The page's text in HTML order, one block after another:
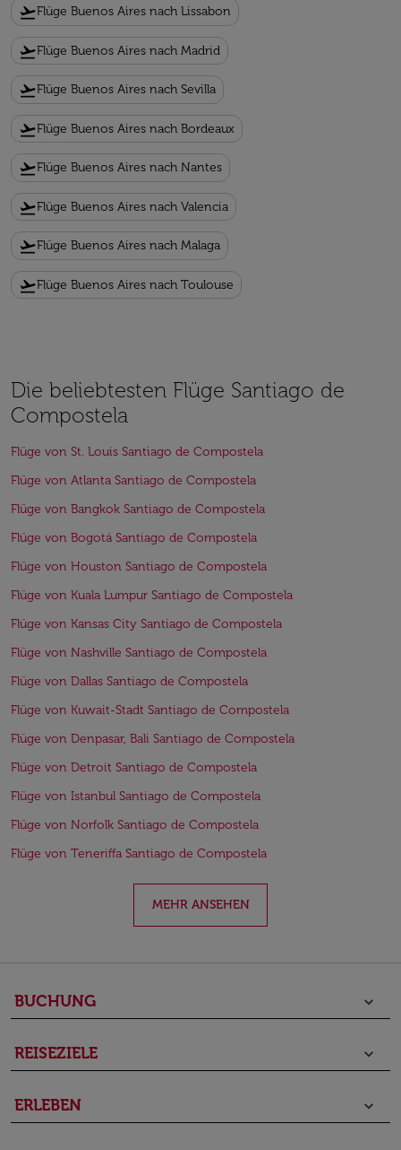
flight_takeoffFlüge Buenos Aires nach Lissabon
flight_takeoffFlüge Buenos Aires nach Madrid
flight_takeoffFlüge Buenos Aires nach Sevilla
flight_takeoffFlüge Buenos Aires nach Bordeaux
flight_takeoffFlüge Buenos Aires nach Nantes
flight_takeoffFlüge Buenos Aires nach Valencia
flight_takeoffFlüge Buenos Aires nach Malaga
flight_takeoffFlüge Buenos Aires nach Toulouse
Die beliebtesten Flüge Santiago de
Compostela
Flüge von St. Louis Santiago de Compostela
Flüge von Atlanta Santiago de Compostela
Flüge von Bangkok Santiago de Compostela
Flüge von Bogotá Santiago de Compostela
Flüge von Houston Santiago de Compostela
Flüge von Kuala Lumpur Santiago de Compostela
Flüge von Kansas City Santiago de Compostela
Flüge von Nashville Santiago de Compostela
Flüge von Dallas Santiago de Compostela
Flüge von Kuwait-Stadt Santiago de Compostela
Flüge von Denpasar, Bali Santiago de Compostela
Flüge von Detroit Santiago de Compostela
Flüge von Istanbul Santiago de Compostela
Flüge von Norfolk Santiago de Compostela
Flüge von Teneriffa Santiago de Compostela
MEHR ANSEHEN
BUCHUNG keyboard_arrow_down
REISEZIELE keyboard_arrow_down
ERLEBEN keyboard_arrow_down